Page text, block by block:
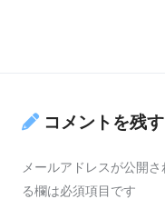
コメントを残す
メールアドレスが公開さ
る欄は必須項目です